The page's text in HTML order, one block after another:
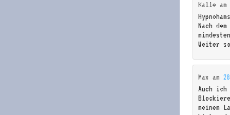
Kalle am
Nach
Weiter
Max am
Auch ich
meinem